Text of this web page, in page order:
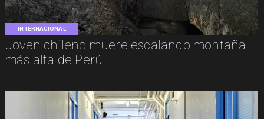
INTERNACIONAL
Joven chileno muere escalando montaña
más alta de Perú